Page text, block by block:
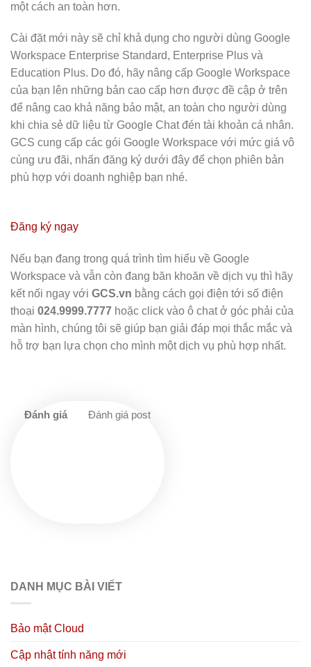
một cách an toàn hơn.
Cài đặt mới này sẽ chỉ khả dụng cho người dùng Google
Workspace Enterprise Standard, Enterprise Plus và
Education Plus. Do đó, hãy nâng cấp Google Workspace
của bạn lên những bản cao cấp hơn được đề cập ở trên
để nâng cao khả năng bảo mật, an toàn cho người dùng
khi chia sẻ dữ liệu từ Google Chat đén tài khoản cá nhân.
GCS cung cấp các gói Google Workspace với mức giá vô
cùng ưu đãi, nhấn đăng ký dưới đây để chọn phiên bản
phù hợp với doanh nghiệp bạn nhé.
Đăng ký ngay
Nếu bạn đang trong quá trình tìm hiểu về Google
Workspace và vẫn còn đang băn khoăn về dịch vụ thì hãy
kết nối ngay với GCS.vn bằng cách gọi điện tới số điện
thoại 024.9999.7777 hoặc click vào ô chat ở góc phải của
màn hình, chúng tôi sẽ giúp bạn giải đáp mọi thắc mắc và
hỗ trợ bạn lựa chọn cho mình một dịch vụ phù hợp nhất.
Đánh giá post
DANH MỤC BÀI VIẾT
Bảo mật Cloud
Cập nhật tính năng mới